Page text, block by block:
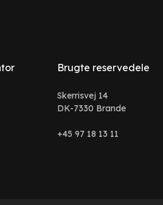
Brugte reservedele
Skerrisvej 14
DK-7330 Brande
+45 97 18 13 11